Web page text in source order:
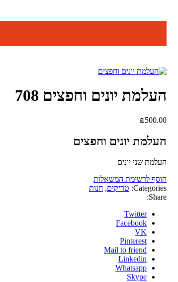
העלמת יונים וחפצים 708
₪500.00
העלמת יונים וחפצים
העלמת שני יונים
הוסף לרשימת המשאלות
Categories: טריקים, חנות
Share:
Twitter
Facebook
VK
Pinterest
Mail to friend
Linkedin
Whatsapp
Skype